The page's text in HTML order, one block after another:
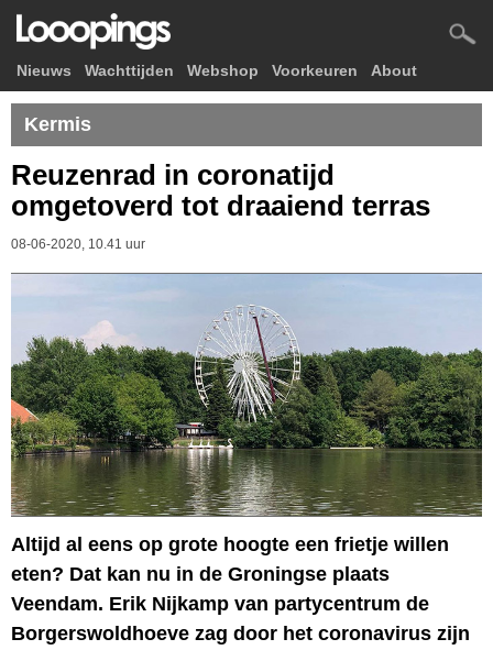
Nieuws Wachttijden Webshop Voorkeuren About
Kermis
Reuzenrad in coronatijd
omgetoverd tot draaiend terras
08-06-2020, 10.41 uur
Altijd al eens op grote hoogte een frietje willen
eten? Dat kan nu in de Groningse plaats
Veendam. Erik Nijkamp van partycentrum de
Borgerswoldhoeve zag door het coronavirus zijn